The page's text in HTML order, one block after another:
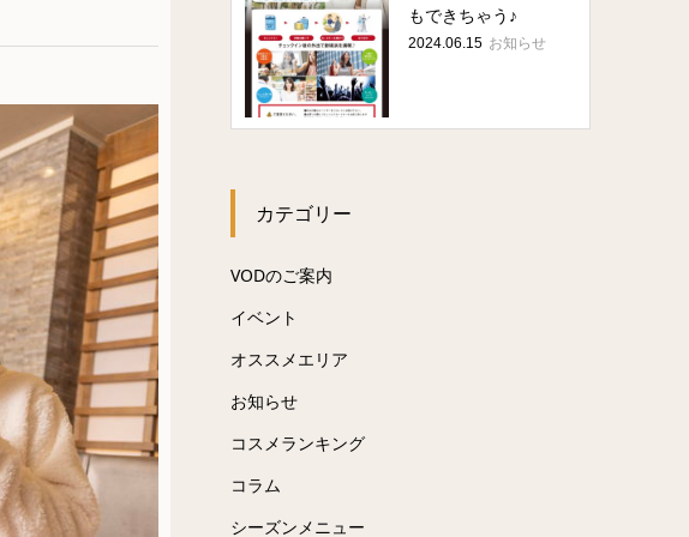
もできちゃう♪
2024.06.15 お知らせ
カテゴリー
VODのご案内
イベント
オススメエリア
お知らせ
コスメランキング
コラム
シーズンメニュー